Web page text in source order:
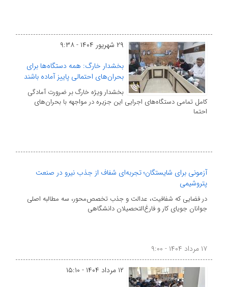
۲۹ شهریور ۱۴۰۴ - ۹:۳۸
بخشدار خارگ: همه دستگاه‌ها برای
بحران‌های احتمالی پاییز آماده باشند
بخشدار ویژه خارگ بر ضرورت آمادگی
کامل تمامی دستگاه‌های اجرایی این جزیره در مواجهه با بحران‌های
احتما
آزمونی برای شایستگان؛ تجربه‌ای شفاف از جذب نیرو در صنعت
پتروشیمی
در فضایی که شفافیت، عدالت و جذب تخصص‌محور، سه مطالبه اصلی
جوانان جویای کار و فارغ‌التحصیلان دانشگاهی
۱۷ مرداد ۱۴۰۴ - ۹:۰۰
۱۲ مرداد ۱۴۰۴ - ۱۵:۱۰